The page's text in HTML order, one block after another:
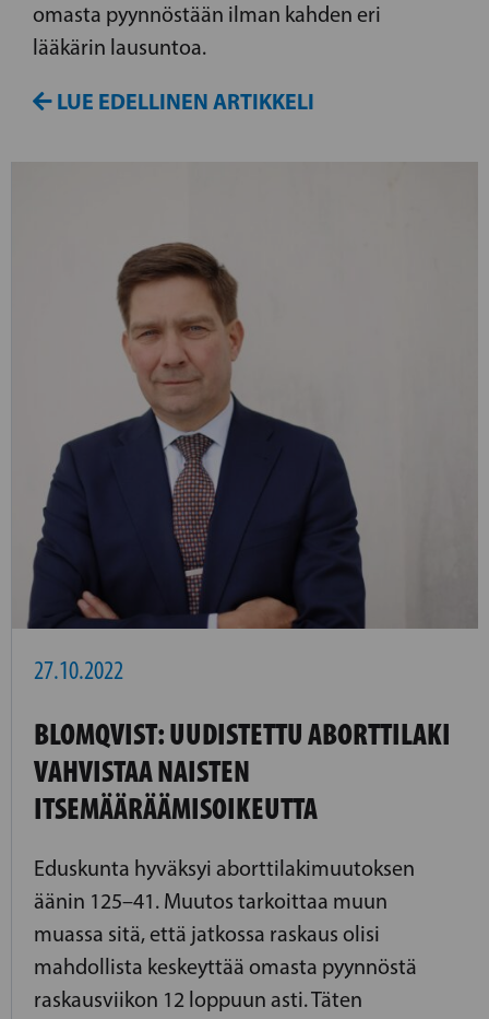
omasta pyynnöstään ilman kahden eri
lääkärin lausuntoa.
LUE EDELLINEN ARTIKKELI
27.10.2022
BLOMQVIST: UUDISTETTU ABORTTILAKI
VAHVISTAA NAISTEN
ITSEMÄÄRÄÄMISOIKEUTTA
Eduskunta hyväksyi aborttilakimuutoksen
äänin 125–41. Muutos tarkoittaa muun
muassa sitä, että jatkossa raskaus olisi
mahdollista keskeyttää omasta pyynnöstä
raskausviikon 12 loppuun asti. Täten